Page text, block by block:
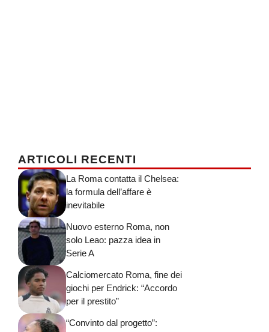
ARTICOLI RECENTI
La Roma contatta il Chelsea:
la formula dell’affare è
inevitabile
Nuovo esterno Roma, non
solo Leao: pazza idea in
Serie A
Calciomercato Roma, fine dei
giochi per Endrick: “Accordo
per il prestito”
“Convinto dal progetto”: